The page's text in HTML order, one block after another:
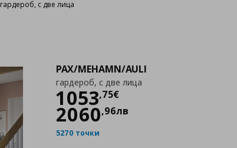
гардероб, с две лица
PAX/MEHAMN/AULI
гардероб, с две лица
1053,75€
Цена1053,75 €
2060,96лв
5270 точки